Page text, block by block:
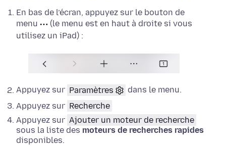
En bas de l’écran, appuyez sur le bouton de
menu
(le menu est en haut à droite si vous
utilisez un iPad) :
Appuyez sur Paramètres
dans le menu.
Appuyez sur Recherche
Appuyez sur Ajouter un moteur de recherche
sous la liste des moteurs de recherches rapides
disponibles.